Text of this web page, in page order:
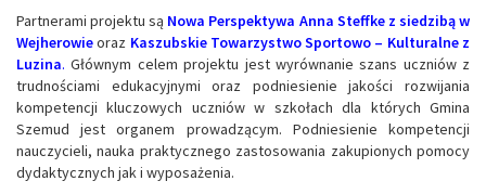
Partnerami projektu są Nowa Perspektywa Anna Steffke z siedzibą w
Wejherowieoraz Kaszubskie Towarzystwo Sportowo – Kulturalne z
Luzina. Głównym celem projektu jest wyrównanie szans uczniów z
trudnościami edukacyjnymi oraz podniesienie jakości rozwijania
kompetencji kluczowych uczniów w szkołach dla których Gmina
Szemud jest organem prowadzącym. Podniesienie kompetencji
nauczycieli, nauka praktycznego zastosowania zakupionych pomocy
dydaktycznych jak i wyposażenia.